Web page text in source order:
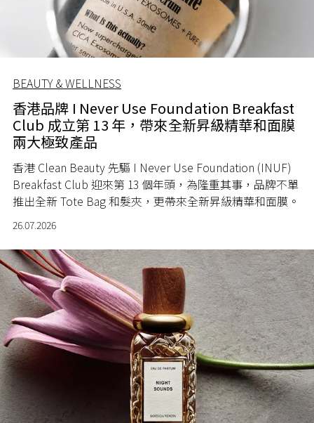
BEAUTY & WELLNESS
香港品牌 I Never Use Foundation Breakfast
Club 成立第 13 年，帶來全新昇級精華和面膜
兩大極致產品
香港 Clean Beauty 先驅 I Never Use Foundation (INUF)
Breakfast Club 迎來第 13 個年頭，為隆重其事，品牌不單
推出全新 Tote Bag 和髮夾，更帶來全新昇級精華和面膜。
26.07.2026